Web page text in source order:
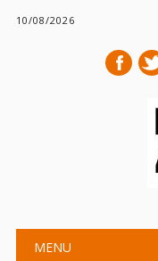
10/08/2026
Main
MENU